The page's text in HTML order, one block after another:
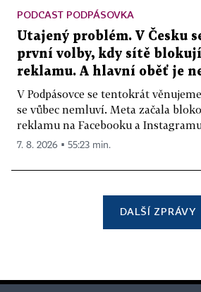
PODCAST PODPÁSOVKA
Utajený problém. V Česku
první volby, kdy sítě
reklamu. A hlavní oběť je
V Podpásovce se tentokrát
se vůbec nemluví. Meta začala
reklamu na Facebooku a
7. 8. 2026 ▪ 55:23 min.
DALŠÍ ZPRÁVY